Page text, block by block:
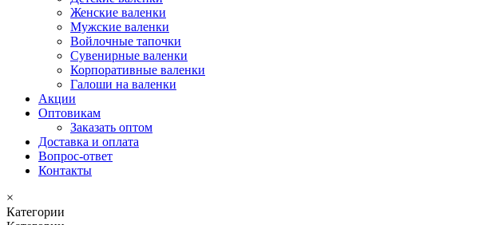
Женские валенки
Мужские валенки
Войлочные тапочки
Сувенирные валенки
Корпоративные валенки
Галоши на валенки
Акции
Оптовикам
Заказать оптом
Доставка и оплата
Вопрос-ответ
Контакты
×
Категории